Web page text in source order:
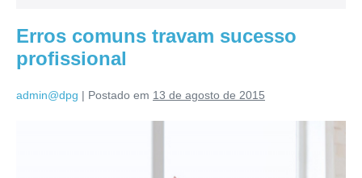
Erros comuns travam sucesso
profissional
admin@dpg | Postado em 13 de agosto de 2015